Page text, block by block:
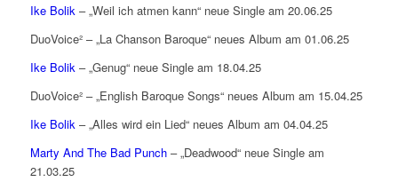
Ike Bolik – „Weil ich atmen kann“ neue Single am 20.06.25
DuoVoice² – „La Chanson Baroque“ neues Album am 01.06.25
Ike Bolik– „Genug“ neue Single am 18.04.25
DuoVoice² – „English Baroque Songs“ neues Album am 15.04.25
Ike Bolik– „Alles wird ein Lied“ neues Album am 04.04.25
Marty And The Bad Punch– „Deadwood“ neue Single am
21.03.25